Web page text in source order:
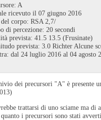
A
ricevuto il 07 giugno 2016
corpo: RSA 2,7/
di percezione: 20 secondi
prevista: 41.5 13.5 (Frusinate)
prevista: 3.0 Richter Alcune
dal 24 luglio 2016 al 04 agosto
dei precursori "A" è presente
trattarsi di uno sciame ma di
i precursori sono stati